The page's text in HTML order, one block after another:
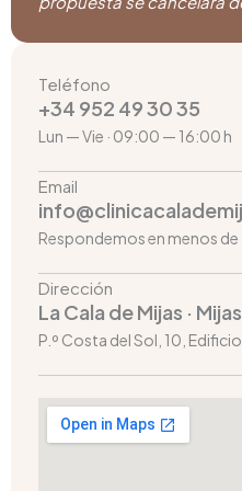
Teléfono
+34 952 49 30 35
Lun — Vie · 09:00 — 16:00 h
Email
Respondemos en menos
Dirección
La Cala de Mijas ·
P.º Costa del Sol, 10,